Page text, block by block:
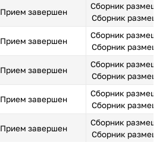
Прием завершен
Сборник
Сборник
Прием завершен
Сборник
Сборник
Прием завершен
Сборник
Сборник
Прием завершен
Сборник
Сборник
Прием завершен
Сборник
Сборник